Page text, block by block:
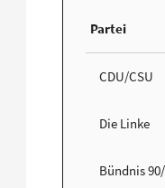
Partei
CDU/CSU
Die Linke
Bündnis